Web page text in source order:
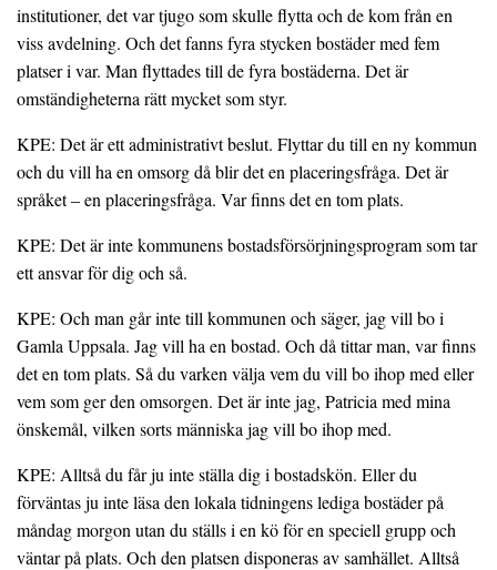
institutioner, det var tjugo som skulle flytta och de kom från en
viss avdelning. Och det fanns fyra stycken bostäder med fem
platser i var. Man flyttades till de fyra bostäderna. Det är
omständigheterna rätt mycket som styr.
KPE: Det är ett administrativt beslut. Flyttar du till en ny kommun
och du vill ha en omsorg då blir det en placeringsfråga. Det är
språket – en placeringsfråga. Var finns det en tom plats.
KPE: Det är inte kommunens bostadsförsörjningsprogram som tar
ett ansvar för dig och så.
KPE: Och man går inte till kommunen och säger, jag vill bo i
Gamla Uppsala. Jag vill ha en bostad. Och då tittar man, var finns
det en tom plats. Så du varken välja vem du vill bo ihop med eller
vem som ger den omsorgen. Det är inte jag, Patricia med mina
önskemål, vilken sorts människa jag vill bo ihop med.
KPE: Alltså du får ju inte ställa dig i bostadskön. Eller du
förväntas ju inte läsa den lokala tidningens lediga bostäder på
måndag morgon utan du ställs i en kö för en speciell grupp och
väntar på plats. Och den platsen disponeras av samhället. Alltså